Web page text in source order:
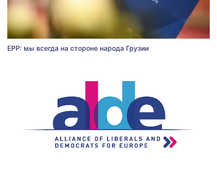
EPP: мы всегда на стороне народа Грузии